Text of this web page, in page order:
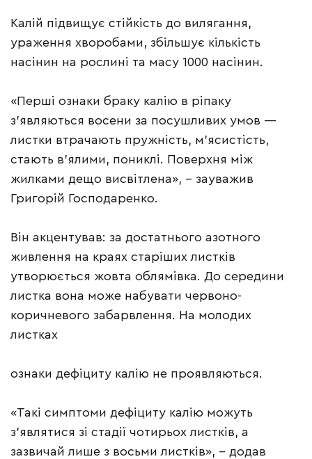
Калій підвищує стійкість до вилягання,
ураження хворобами, збільшує кількість
насінин на рослині та масу 1000 насінин.
«Перші ознаки браку калію в ріпаку
з’являються восени за посушливих умов —
листки втрачають пружність, м’ясистість,
стають в’ялими, пониклі. Поверхня між
жилками дещо висвітлена», – зауважив
Григорій Господаренко.
Він акцентував: за достатнього азотного
живлення на краях старіших листків
утворюється жовта облямівка. До середини
листка вона може набувати червоно-
коричневого забарвлення. На молодих
листках
ознаки дефіциту калію не проявляються.
«Такі симптоми дефіциту калію можуть
з’являтися зі стадії чотирьох листків, а
зазвичай лише з восьми листків», – додав